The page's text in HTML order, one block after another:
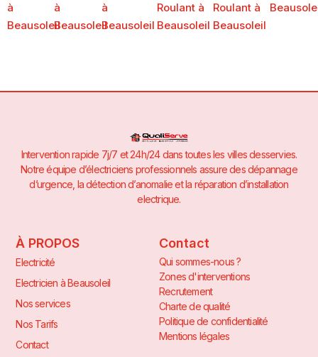
à
Beausoleil
à
Beausoleil
à
Beausoleil
Roulant à
Beausoleil
Roulant à
Beausoleil
Intervention rapide 7j/7 et 24h/24 dans toutes les villes desservies.
Notre équipe d’électriciens professionnels assure des dépannage
d’urgence, la détection d’anomalie et la réparation d’installation
electrique.
À PROPOS
Electricité
Electricien à Beausoleil
Nos services
Nos Tarifs
Contact
Contact
Qui sommes-nous ?
Zones d'interventions
Recrutement
Charte de qualité
Politique de confidentialité
Mentions légales